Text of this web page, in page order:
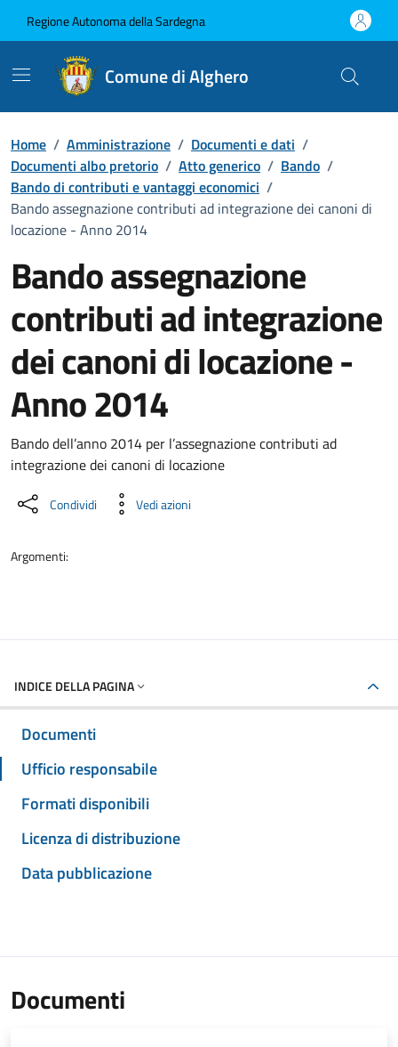
Regione Autonoma della Sardegna
Comune di Alghero
Home / Amministrazione / Documenti e dati /
Documenti albo pretorio / Atto generico / Bando /
Bando di contributi e vantaggi economici /
Bando assegnazione contributi ad integrazione dei canoni di
locazione - Anno 2014
Bando assegnazione
contributi ad integrazione
dei canoni di locazione -
Anno 2014
Dettaglio del documento
Bando dell’anno 2014 per l’assegnazione contributi ad
integrazione dei canoni di locazione
Condividi Vedi azioni
Argomenti:
INDICE DELLA PAGINA
Documenti
Ufficio responsabile
Formati disponibili
Licenza di distribuzione
Data pubblicazione
Documenti